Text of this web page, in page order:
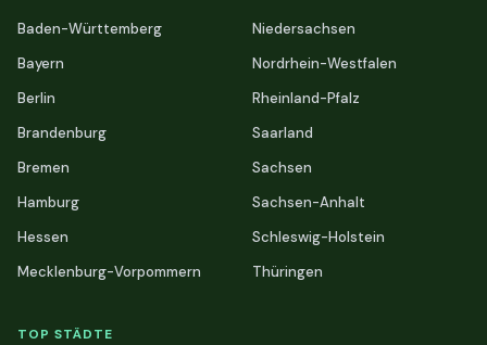
Baden-Württemberg
Bayern
Berlin
Brandenburg
Bremen
Hamburg
Hessen
Mecklenburg-Vorpommern
Niedersachsen
Nordrhein-Westfalen
Rheinland-Pfalz
Saarland
Sachsen
Sachsen-Anhalt
Schleswig-Holstein
Thüringen
TOP STÄDTE